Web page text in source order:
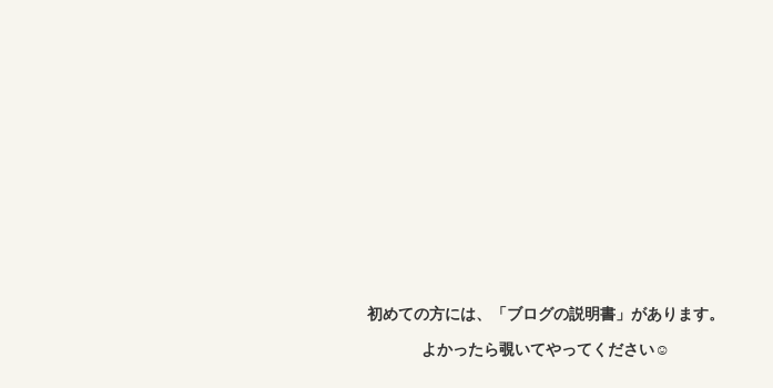
初めての方には、「ブログの説明書」があります。
よかったら覗いてやってください☺︎